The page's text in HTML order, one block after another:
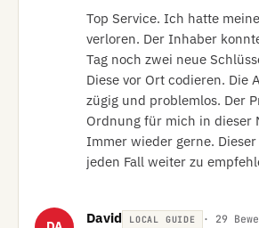
Top Service. Ich hatte
verloren. Der Inhaber
Tag noch zwei neue
Diese vor Ort codieren. Die
zügig und problemlos. Der
Ordnung für mich in dieser
Immer wieder gerne.
jeden Fall weiter zu
David LOCAL GUIDE · 29